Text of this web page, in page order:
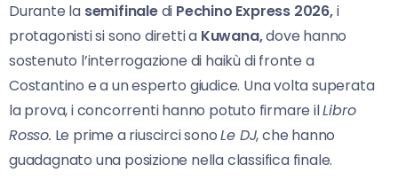
Durante la semifinaledi Pechino Express 2026,i
protagonisti si sono diretti a Kuwana,dove hanno
sostenuto l’interrogazione di haikù di fronte a
Costantino e a un esperto giudice. Una volta superata
la prova, i concorrenti hanno potuto firmare ilLibro
Rosso. Le prime a riuscirci sonoLe DJ, che hanno
guadagnato una posizione nella classifica finale.